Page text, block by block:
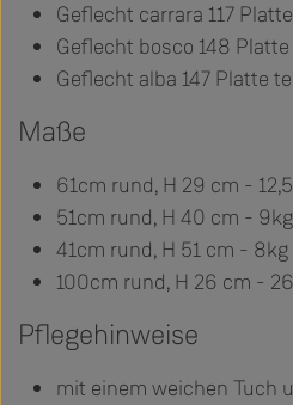
Geflecht carrara 117
Geflecht bosco 148
Geflecht alba 147 Platte
Maße
61cm rund, H 29 cm -
51cm rund, H 40 cm - 9kg
41cm rund, H 51 cm - 8kg
100cm rund, H 26 cm -
Pflegehinweise
mit einem weichen Tuch